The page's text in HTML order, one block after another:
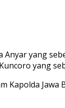
Anyar yang
yang
Kapolda